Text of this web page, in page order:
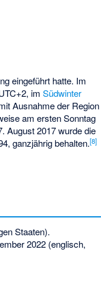
eingeführt hatte. Im
im Südwinter
Ausnahme der Region
am ersten Sonntag
August 2017 wurde die
ganzjährig behalten.[8]
Staaten).
2022(englisch,